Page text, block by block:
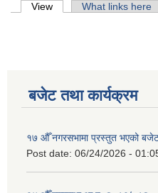
Primary tabs
View (active tab)What links here
बजेट तथा कार्यक्रम
१७ औँ नगरसभामा प्रस्तुत भएको
Post date: 06/24/2026 -